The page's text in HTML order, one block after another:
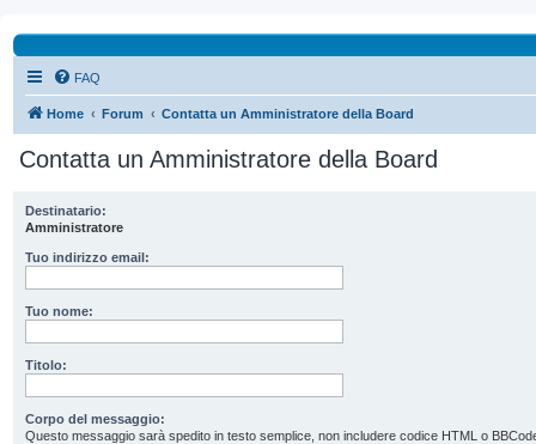
FAQ
Home Forum Contatta un Amministratore della Board
Contatta un Amministratore della Board
Destinatario:
Amministratore
Tuo indirizzo email:
Tuo nome:
Titolo:
Corpo del messaggio:
Questo messaggio sarà spedito in testo semplice, non includere codice HTML o